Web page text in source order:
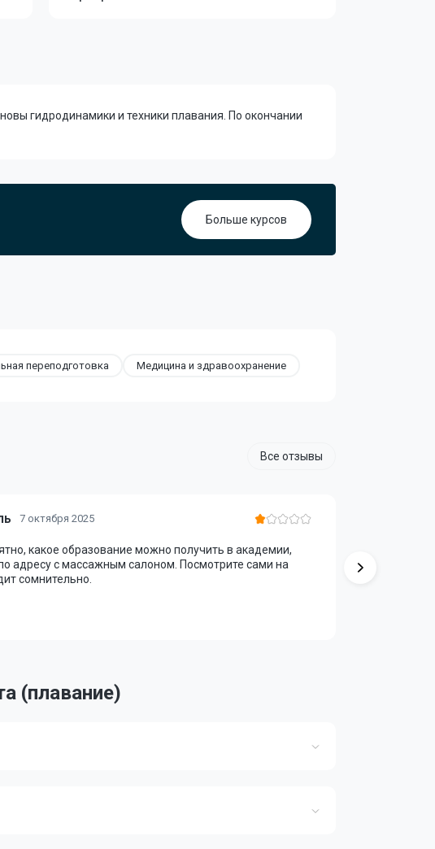
гидродинамики и техники плавания. По окончании
Больше курсов
переподготовка Медицина и здравоохранение
Все отзывы
7 октября 2025
какое образование можно получить в академии,
адресу с массажным салоном. Посмотрите сами на
сомнительно.
(плавание)